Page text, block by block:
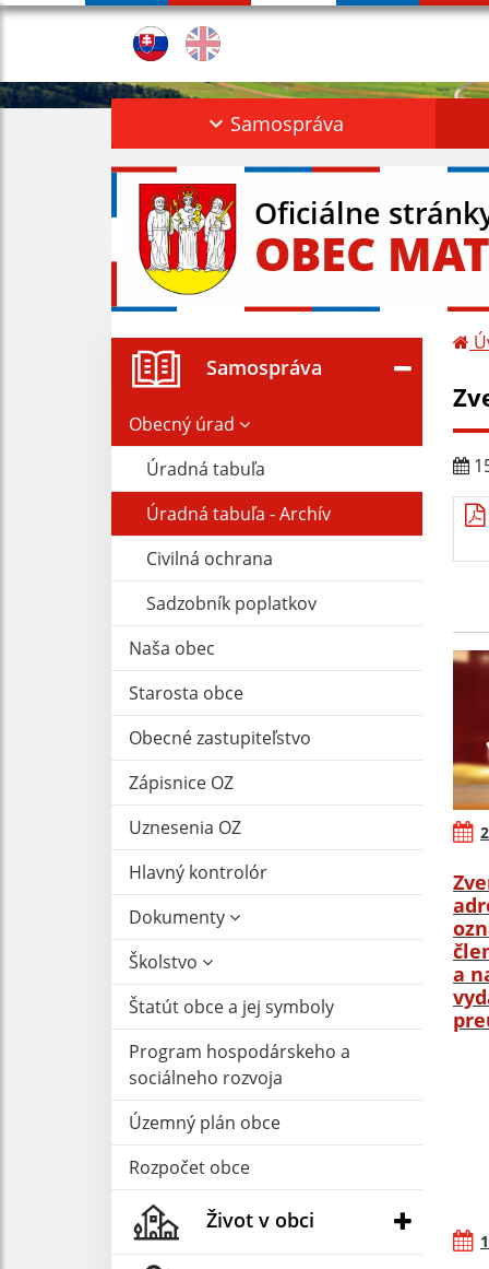
Samospráva
Oficiálne
OBEC
Samospráva
Obecný úrad
Úradná tabuľa
Úradná tabuľa - Archív
Civilná ochrana
Sadzobník poplatkov
Naša obec
Starosta obce
Obecné zastupiteľstvo
Zápisnice OZ
Uznesenia OZ
Hlavný kontrolór
Dokumenty
Školstvo
Štatút obce a jej symboly
Program hospodárskeho a
sociálneho rozvoja
Územný plán obce
Rozpočet obce
Život v obci
a